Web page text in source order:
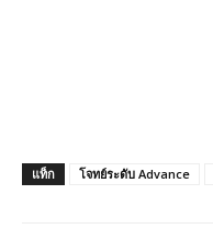
แท็ก โจทย์ระดับ Advance